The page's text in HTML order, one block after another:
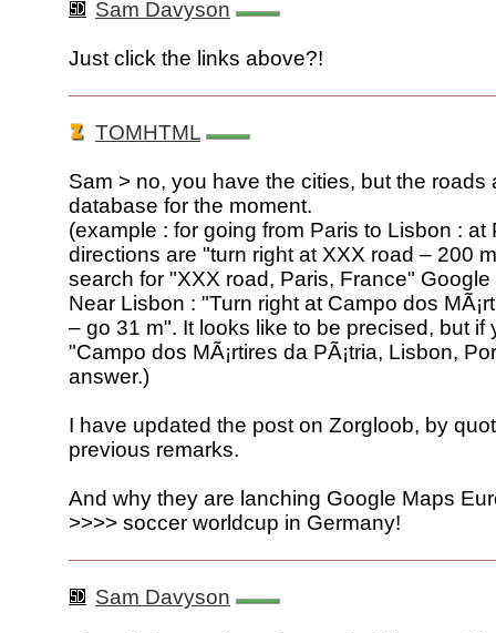
Sam Davyson
Just click the links above?!
TOMHTML
Sam > no, you have the cities, but the roads
database for the moment.
(example : for going from Paris to Lisbon : at
directions are "turn right at XXX road – 200
search for "XXX road, Paris, France" Google
Near Lisbon : "Turn right at Campo dos
– go 31 m". It looks like to be precised, but if
"Campo dos MÃ¡rtires da PÃ¡tria, Lisbon,
answer.)
I have updated the post on Zorgloob, by
previous remarks.
And why they are lanching Google Maps
>>>> soccer worldcup in Germany!
Sam Davyson